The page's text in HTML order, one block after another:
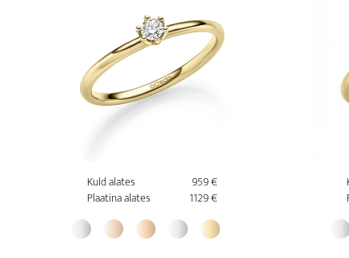
Kuld alates
959 €
Plaatina alates
1129 €